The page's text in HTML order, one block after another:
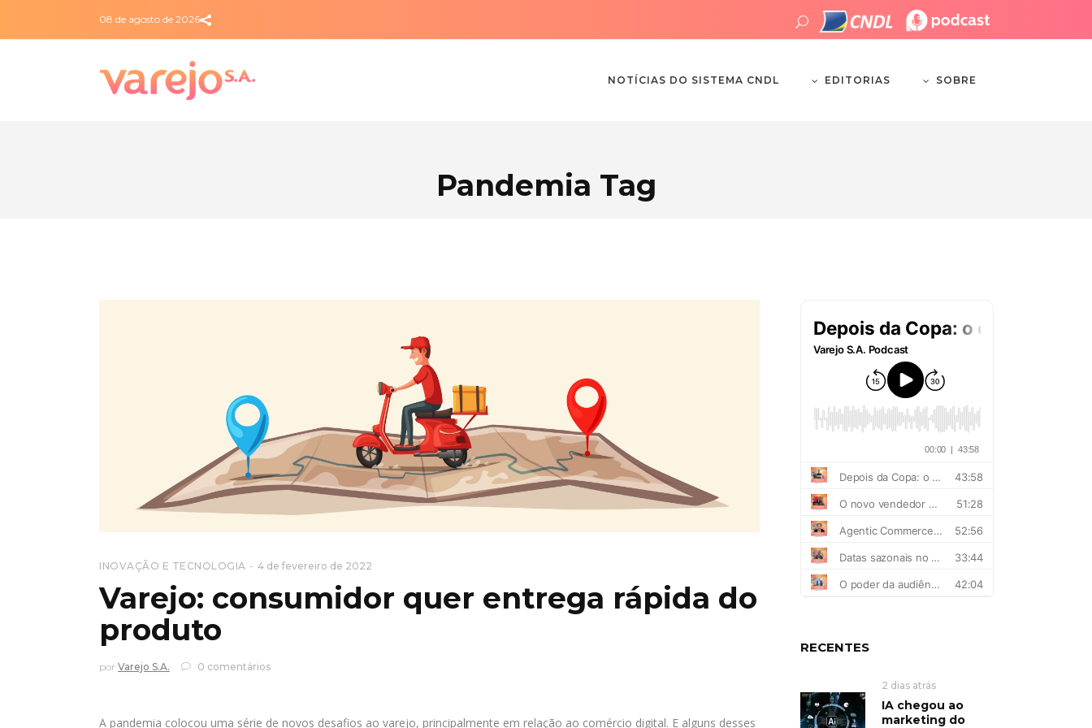
08 de agosto de 2026
NOTÍCIAS DO SISTEMA CNDL EDITORIAS SOBRE
Pandemia Tag
INOVAÇÃO E TECNOLOGIA 4 de fevereiro de 2022
Varejo: consumidor quer entrega rápida do
produto
por Varejo S.A. 0 comentários
A pandemia colocou uma série de novos desafios ao varejo, principalmente em relação ao comércio digital. E alguns desses
RECENTES
2 dias atrás
IA chegou ao
marketing do